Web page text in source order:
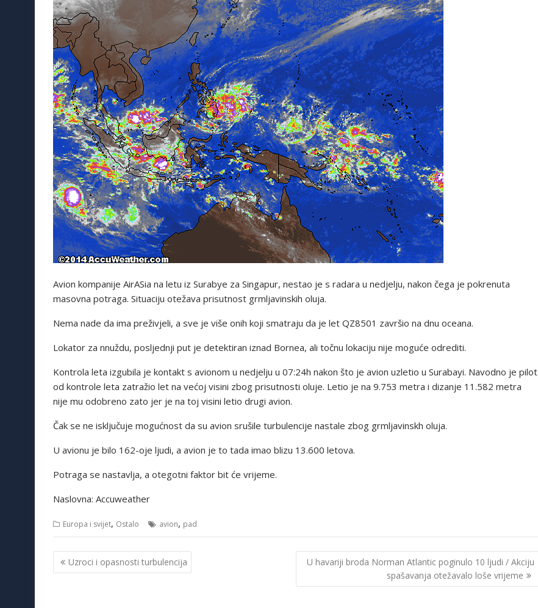
Avion kompanije AirASia na letu iz Surabye za Singapur, nestao je s radara u nedjelju, nakon čega je pokrenuta
masovna potraga. Situaciju otežava prisutnost grmljavinskih oluja.
Nema nade da ima preživjeli, a sve je više onih koji smatraju da je let QZ8501 završio na dnu oceana.
Lokator za nnuždu, posljednji put je detektiran iznad Bornea, ali točnu lokaciju nije moguće odrediti.
Kontrola leta izgubila je kontakt s avionom u nedjelju u 07:24h nakon što je avion uzletio u Surabayi. Navodno je pilot
od kontrole leta zatražio let na većoj visini zbog prisutnosti oluje. Letio je na 9.753 metra i dizanje 11.582 metra
nije mu odobreno zato jer je na toj visini letio drugi avion.
Čak se ne isključuje mogućnost da su avion srušile turbulencije nastale zbog grmljavinskh oluja.
U avionu je bilo 162-oje ljudi, a avion je to tada imao blizu 13.600 letova.
Potraga se nastavlja, a otegotni faktor bit će vrijeme.
Naslovna: Accuweather
Europa i svijet, Ostalo avion, pad
Navigacija
objava
Uzroci i opasnosti turbulencija
U havariji broda Norman Atlantic poginulo 10 ljudi / Akciju
spašavanja otežavalo loše vrijeme